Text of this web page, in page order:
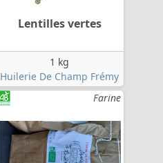
Lentilles vertes
1 kg
Huilerie De Champ Frémy
Farine